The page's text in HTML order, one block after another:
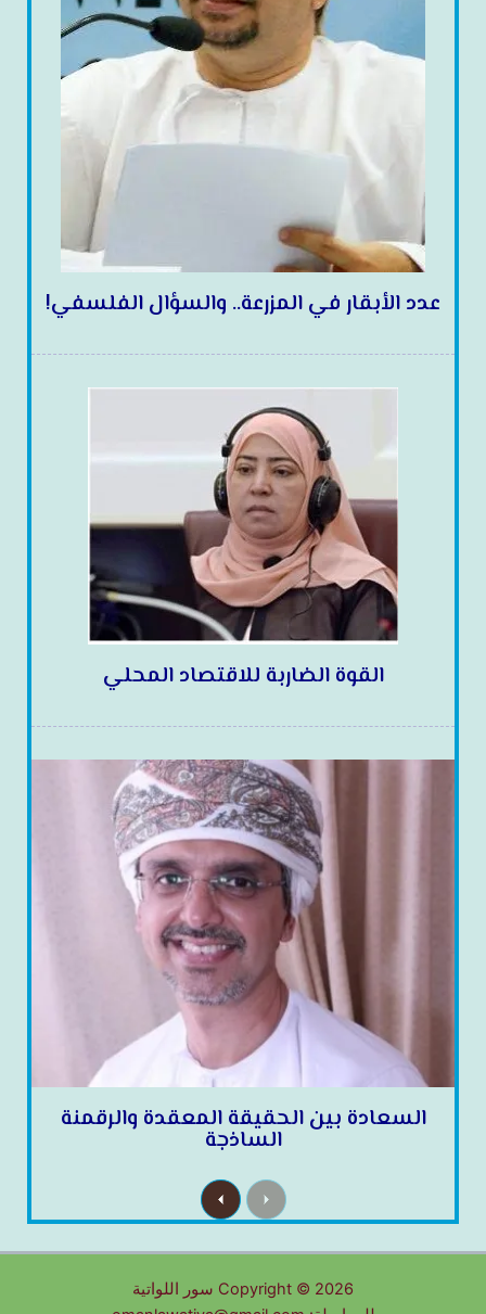
عدد الأبقار في المزرعة.. والسؤال الفلسفي!
القوة الضاربة للاقتصاد المحلي
السعادة بين الحقيقة المعقدة والرقمنة
الساذجة
P
r
e
i
u
s
N
e
x
Copyright © 2026 سور اللواتية